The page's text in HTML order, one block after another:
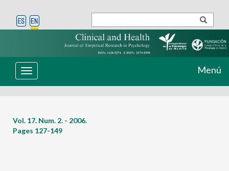
Toggle
navigation
Menú
Vol. 17. Num. 2. - 2006.
Pages 127-149